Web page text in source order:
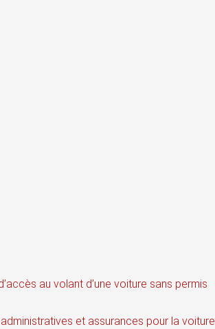
au volant d’une voiture sans permis
et assurances pour la voiture